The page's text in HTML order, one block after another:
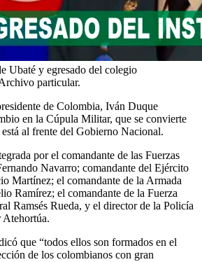
Ubaté y egresado del colegio
particular.
de Colombia, Iván Duque
en la Cúpula Militar, que se convierte
al frente del Gobierno Nacional.
por el comandante de las Fuerzas
Navarro; comandante del Ejército
Martínez; el comandante de la Armada
Ramírez; el comandante de la Fuerza
Ramsés Rueda, y el director de la Policía
Atehortúa.
que “todos ellos son formados en el
de los colombianos con gran